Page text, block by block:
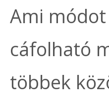
Ami
cáfolható
többek